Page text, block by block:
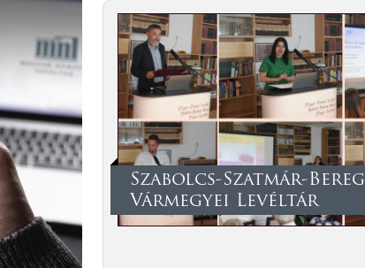
Szabolcs-Szatmár-Bereg
Vármegyei Levéltár